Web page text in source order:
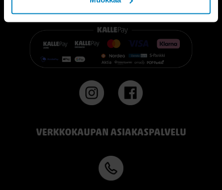
👉 Katso lisää:
https://www.kallenkaluste.fi/fi/product/43292/tempur-
flexible-base-sanky-180x200-21-cm-patjalla
VERKKOKAUPAN ASIAKASPALVELU